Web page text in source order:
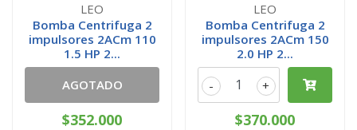
LEO
Bomba Centrifuga 2
impulsores 2ACm 110
1.5 HP 2...
AGOTADO
$352.000
LEO
Bomba Centrifuga 2
impulsores 2ACm 150
2.0 HP 2...
+
-
$370.000